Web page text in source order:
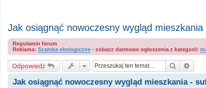
Jak osiągnąć nowoczesny wygląd
Regulamin forum
Reklama: Szamba ekologiczne - zobacz darmowe ogłoszenia z kategorii:
Odpowiedz Szukaj
Jak osiągnąć nowoczesny wygląd mieszkania -